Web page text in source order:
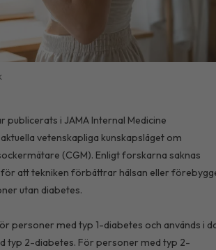
publicerats i JAMA Internal Medicine
vetenskapliga kunskapsläget om
(CGM). Enligt forskarna saknas
att tekniken förbättrar hälsan eller
utan diabetes.
personer med typ 1-diabetes och används i
typ 2-diabetes. För personer med typ 2-